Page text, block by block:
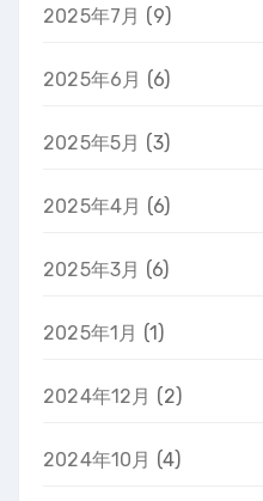
2025年7月 (9)
2025年6月 (6)
2025年5月 (3)
2025年4月 (6)
2025年3月 (6)
2025年1月 (1)
2024年12月 (2)
2024年10月 (4)